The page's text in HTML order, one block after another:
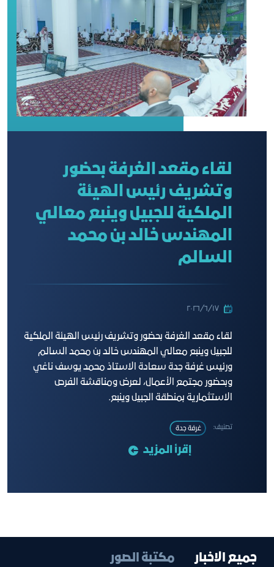
لقاء مقعد الغرفة بحضور
وتشريف رئيس الهيئة
الملكية للجبيل وينبع معالي
المهندس خالد بن محمد
السالم
١٧‏/٦‏/٢٠٢٦
لقاء مقعد الغرفة بحضور وتشريف رئيس الهيئة الملكية
للجبيل وينبع معالي المهندس خالد بن محمد السالم
ورئيس غرفة جدة سعادة الاستاذ محمد يوسف ناغي
وبحضور مجتمع الأعمال، لعرض ومناقشة الفرص
الاستثمارية بمنطقة الجبيل وينبع.
تصنيف: غرفة جدة
إقرأ المزيد
جميع الاخبار مكتبة الصور